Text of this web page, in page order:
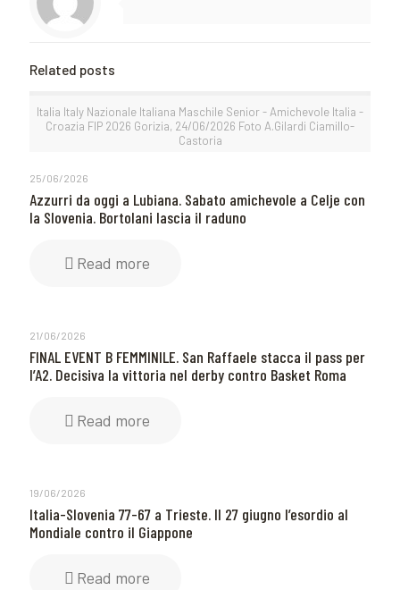
Related posts
Italia Italy Nazionale Italiana Maschile Senior - Amichevole Italia -
Croazia FIP 2026 Gorizia, 24/06/2026 Foto A.Gilardi Ciamillo-
Castoria
25/06/2026
Azzurri da oggi a Lubiana. Sabato amichevole a Celje con
la Slovenia. Bortolani lascia il raduno
Read more
21/06/2026
FINAL EVENT B FEMMINILE. San Raffaele stacca il pass per
l’A2. Decisiva la vittoria nel derby contro Basket Roma
Read more
19/06/2026
Italia-Slovenia 77-67 a Trieste. Il 27 giugno l’esordio al
Mondiale contro il Giappone
Read more